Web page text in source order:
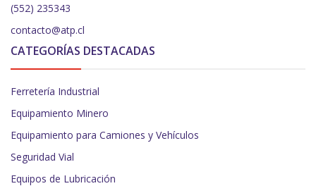
(552) 235343
contacto@atp.cl
CATEGORÍAS DESTACADAS
Ferretería Industrial
Equipamiento Minero
Equipamiento para Camiones y Vehículos
Seguridad Vial
Equipos de Lubricación